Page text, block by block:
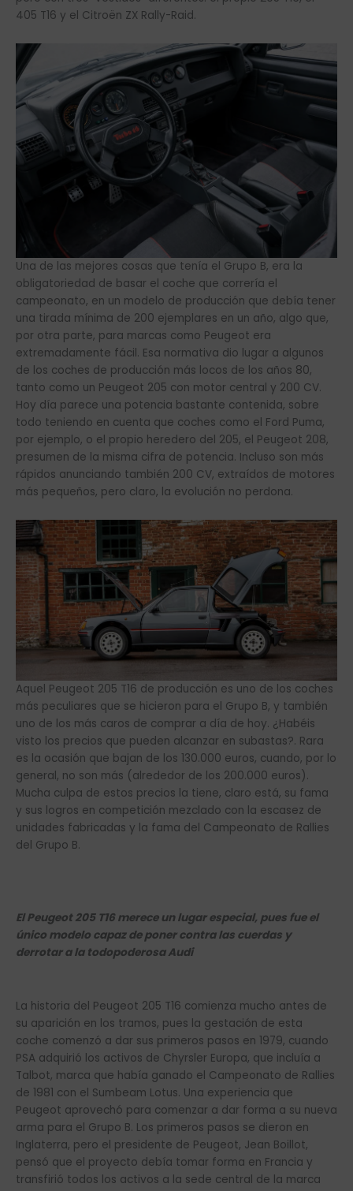
405 T16 y el Citroën ZX Rally-Raid.
Una de las mejores cosas que tenía el Grupo B, era la
obligatoriedad de basar el coche que correría el
campeonato, en un modelo de producción que debía tener
una tirada mínima de 200 ejemplares en un año, algo que,
por otra parte, para marcas como Peugeot era
extremadamente fácil. Esa normativa dio lugar a algunos
de los coches de producción más locos de los años 80,
tanto como un Peugeot 205 con motor central y 200 CV.
Hoy día parece una potencia bastante contenida, sobre
todo teniendo en cuenta que coches como el Ford Puma,
por ejemplo, o el propio heredero del 205, el Peugeot 208,
presumen de la misma cifra de potencia. Incluso son más
rápidos anunciando también 200 CV, extraídos de motores
más pequeños, pero claro, la evolución no perdona.
Aquel Peugeot 205 T16 de producción es uno de los coches
más peculiares que se hicieron para el Grupo B, y también
uno de los más caros de comprar a día de hoy. ¿Habéis
visto los precios que pueden alcanzar en subastas?. Rara
es la ocasión que bajan de los 130.000 euros, cuando, por lo
general, no son más (alrededor de los 200.000 euros).
Mucha culpa de estos precios la tiene, claro está, su fama
y sus logros en competición mezclado con la escasez de
unidades fabricadas y la fama del Campeonato de Rallies
del Grupo B.
El Peugeot 205 T16 merece un lugar especial, pues fue el
único modelo capaz de poner contra las cuerdas y
derrotar a la todopoderosa Audi
La historia del Peugeot 205 T16 comienza mucho antes de
su aparición en los tramos, pues la gestación de esta
coche comenzó a dar sus primeros pasos en 1979, cuando
PSA adquirió los activos de Chyrsler Europa, que incluía a
Talbot, marca que había ganado el Campeonato de Rallies
de 1981 con el Sumbeam Lotus. Una experiencia que
Peugeot aprovechó para comenzar a dar forma a su nueva
arma para el Grupo B. Los primeros pasos se dieron en
Inglaterra, pero el presidente de Peugeot, Jean Boillot,
pensó que el proyecto debía tomar forma en Francia y
transfirió todos los activos a la sede central de la marca